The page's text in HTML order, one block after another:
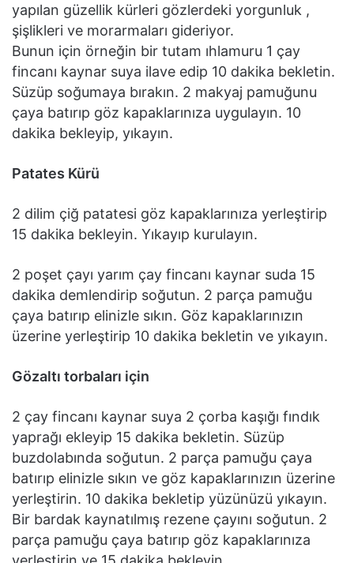
yapılan güzellik kürleri gözlerdeki yorgunluk ,
şişlikleri ve morarmaları gideriyor.
Bunun için örneğin bir tutam ıhlamuru 1 çay
fincanı kaynar suya ilave edip 10 dakika bekletin.
Süzüp soğumaya bırakın. 2 makyaj pamuğunu
çaya batırıp göz kapaklarınıza uygulayın. 10
dakika bekleyip, yıkayın.
Patates Kürü
2 dilim çiğ patatesi göz kapaklarınıza yerleştirip
15 dakika bekleyin. Yıkayıp kurulayın.
2 poşet çayı yarım çay fincanı kaynar suda 15
dakika demlendirip soğutun. 2 parça pamuğu
çaya batırıp elinizle sıkın. Göz kapaklarınızın
üzerine yerleştirip 10 dakika bekletin ve yıkayın.
Gözaltı torbaları için
2 çay fincanı kaynar suya 2 çorba kaşığı fındık
yaprağı ekleyip 15 dakika bekletin. Süzüp
buzdolabında soğutun. 2 parça pamuğu çaya
batırıp elinizle sıkın ve göz kapaklarınızın üzerine
yerleştirin. 10 dakika bekletip yüzünüzü yıkayın.
Bir bardak kaynatılmış rezene çayını soğutun. 2
parça pamuğu çaya batırıp göz kapaklarınıza